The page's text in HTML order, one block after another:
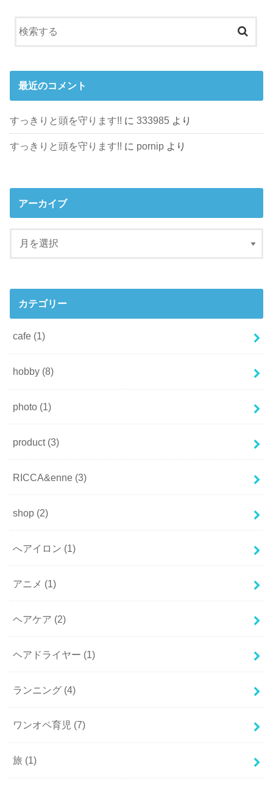
最近のコメント
すっきりと頭を守ります!! に333985 より
すっきりと頭を守ります!! に pornip より
アーカイブ
カテゴリー
cafe (1)
hobby (8)
photo (1)
product (3)
RICCA&enne (3)
shop (2)
へアイロン (1)
アニメ (1)
ヘアケア (2)
ヘアドライヤー (1)
ランニング (4)
ワンオペ育児 (7)
旅 (1)